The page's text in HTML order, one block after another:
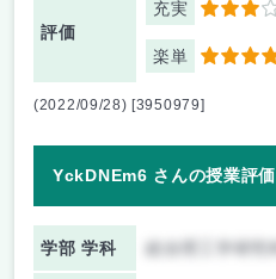
評価
充実 3
楽単 5
(2022/09/28) [3950979]
YckDNEm6 さんの授業評価
学部 学科